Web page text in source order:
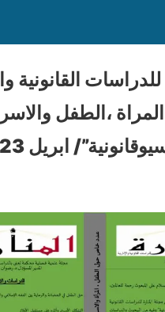
القانونية
،الطفل
ابريل 2023￼